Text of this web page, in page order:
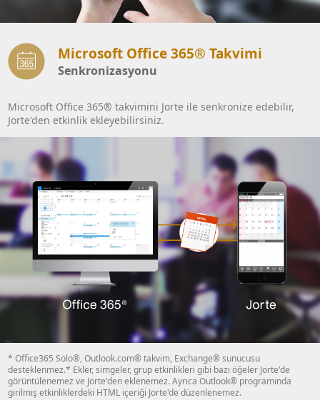
Microsoft Office 365® Takvimi
Senkronizasyonu
Microsoft Office 365® takvimini Jorte ile senkronize edebilir,
Jorte'den etkinlik ekleyebilirsiniz.
* Office365 Solo®, Outlook.com® takvim, Exchange® sunucusu
desteklenmez.* Ekler, simgeler, grup etkinlikleri gibi bazı öğeler Jorte'de
görüntülenemez ve Jorte'den eklenemez. Ayrıca Outlook® programında
girilmiş etkinliklerdeki HTML içeriği Jorte'de düzenlenemez.